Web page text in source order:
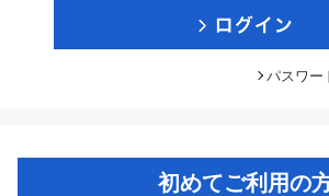
パスワー
初めてご利用の